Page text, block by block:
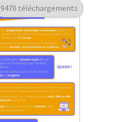
9470 téléchargements